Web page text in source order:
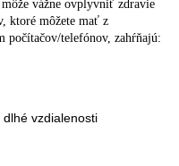
vážne ovplyvniť zdravie
ktoré môžete mať z
počítačov/telefónov, zahŕňajú:
vzdialenosti